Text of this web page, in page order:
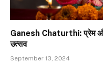
Ganesh Chaturthi: प्रेम और
उत्सव
September 13, 2024